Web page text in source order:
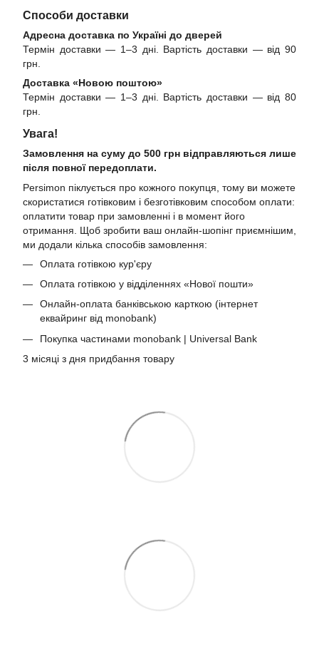
Способи доставки
Адресна доставка по Україні до дверей
Термін доставки — 1–3 дні. Вартість доставки — від 90
грн.
Доставка «Новою поштою»
Термін доставки — 1–3 дні. Вартість доставки — від 80
грн.
Увага!
Замовлення на суму до 500 грн відправляються лише
після повної передоплати.
Persimon піклується про кожного покупця, тому ви можете
скористатися готівковим і безготівковим способом оплати:
оплатити товар при замовленні і в момент його
отримання. Щоб зробити ваш онлайн-шопінг приємнішим,
ми додали кілька способів замовлення:
Оплата готівкою кур'єру
Оплата готівкою у відділеннях «Нової пошти»
Онлайн-оплата банківською карткою (інтернет
еквайринг від monobank)
Покупка частинами monobank | Universal Bank
3 місяці з дня придбання товару